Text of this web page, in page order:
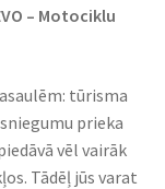
– Motociklu
tūrisma
prieka
vēl vairāk
Tādēļ jūs varat